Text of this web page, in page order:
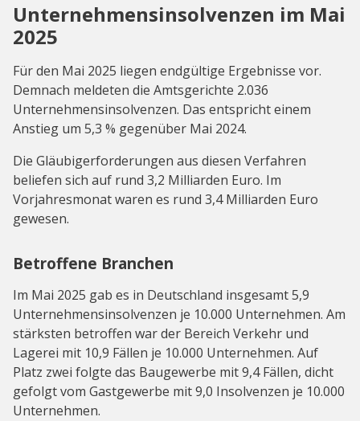
Unternehmensinsolvenzen im Mai
2025
Für den Mai 2025 liegen endgültige Ergebnisse vor.
Demnach meldeten die Amtsgerichte 2.036
Unternehmensinsolvenzen. Das entspricht einem
Anstieg um 5,3 % gegenüber Mai 2024.
Die Gläubigerforderungen aus diesen Verfahren
beliefen sich auf rund 3,2 Milliarden Euro. Im
Vorjahresmonat waren es rund 3,4 Milliarden Euro
gewesen.
Betroffene Branchen
Im Mai 2025 gab es in Deutschland insgesamt 5,9
Unternehmensinsolvenzen je 10.000 Unternehmen. Am
stärksten betroffen war der Bereich Verkehr und
Lagerei mit 10,9 Fällen je 10.000 Unternehmen. Auf
Platz zwei folgte das Baugewerbe mit 9,4 Fällen, dicht
gefolgt vom Gastgewerbe mit 9,0 Insolvenzen je 10.000
Unternehmen.